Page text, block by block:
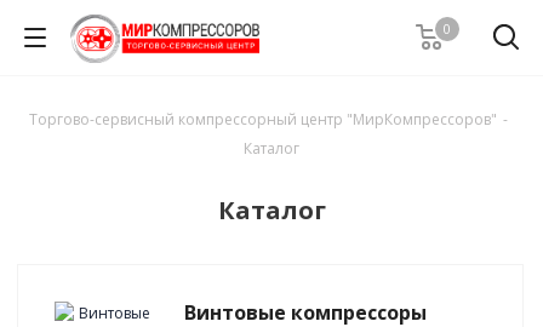
0
Торгово-сервисный компрессорный центр "МирКомпрессоров" -
Каталог
Каталог
Винтовые компрессоры